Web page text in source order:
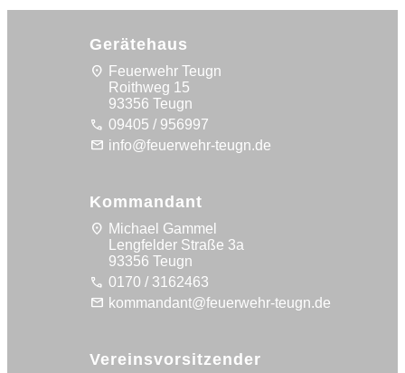
Gerätehaus
location_on Feuerwehr Teugn
Roithweg 15
93356 Teugn
call 09405 / 956997
mail info@feuerwehr-teugn.de
Kommandant
location_on Michael Gammel
Lengfelder Straße 3a
93356 Teugn
call 0170 / 3162463
mail kommandant@feuerwehr-teugn.de
Vereinsvorsitzender